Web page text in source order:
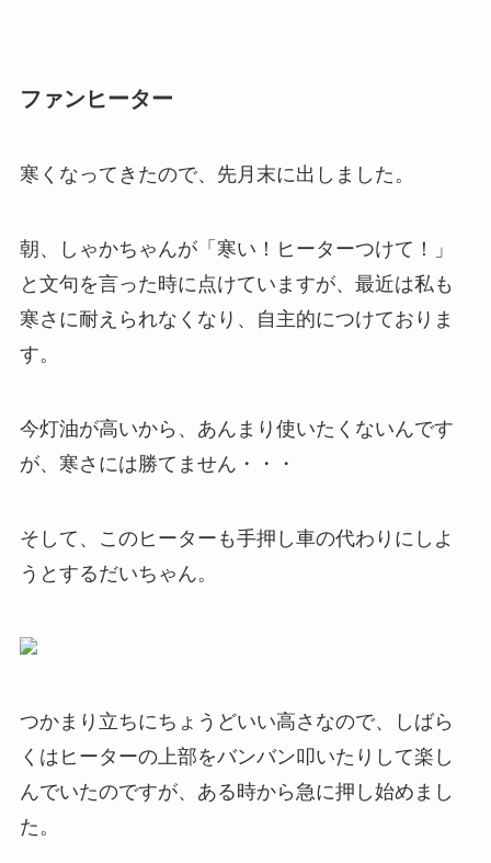
ファンヒーター
寒くなってきたので、先月末に出しました。
朝、しゃかちゃんが「寒い！ヒーターつけて！」
と文句を言った時に点けていますが、最近は私も
寒さに耐えられなくなり、自主的につけておりま
す。
今灯油が高いから、あんまり使いたくないんです
が、寒さには勝てません・・・
そして、このヒーターも手押し車の代わりにしよ
うとするだいちゃん。
つかまり立ちにちょうどいい高さなので、しばら
くはヒーターの上部をバンバン叩いたりして楽し
んでいたのですが、ある時から急に押し始めまし
た。